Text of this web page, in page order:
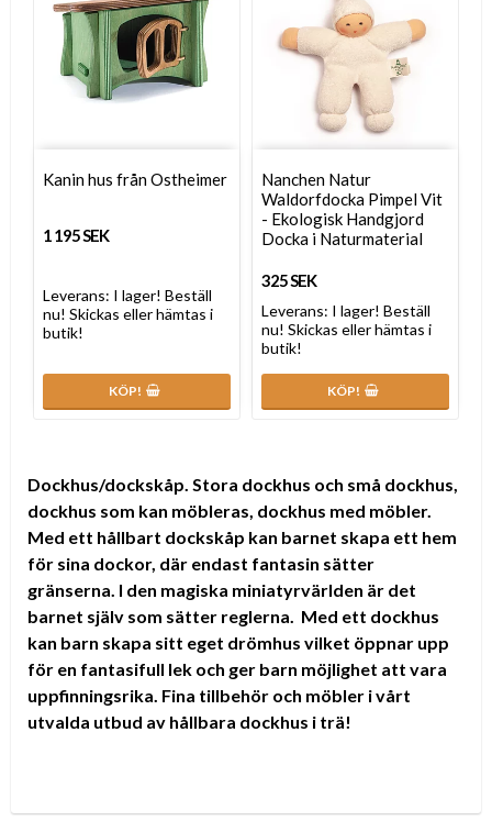
Kanin hus från Ostheimer
1 195 SEK
Leverans: I lager! Beställ
nu! Skickas eller hämtas i
butik!
KÖP!
Nanchen Natur
Waldorfdocka Pimpel Vit
- Ekologisk Handgjord
Docka i Naturmaterial
325 SEK
Leverans: I lager! Beställ
nu! Skickas eller hämtas i
butik!
KÖP!
Dockhus/dockskåp. Stora dockhus och små dockhus,
dockhus som kan möbleras, dockhus med möbler.
Med ett hållbart dockskåp kan barnet skapa ett hem
för sina dockor, där endast fantasin sätter
gränserna. I den magiska miniatyrvärlden är det
barnet själv som sätter reglerna. Med ett dockhus
kan barn skapa sitt eget drömhus vilket öppnar upp
för en fantasifull lek och ger barn möjlighet att vara
uppfinningsrika. Fina tillbehör och möbler i vårt
utvalda utbud av hållbara dockhus i trä!